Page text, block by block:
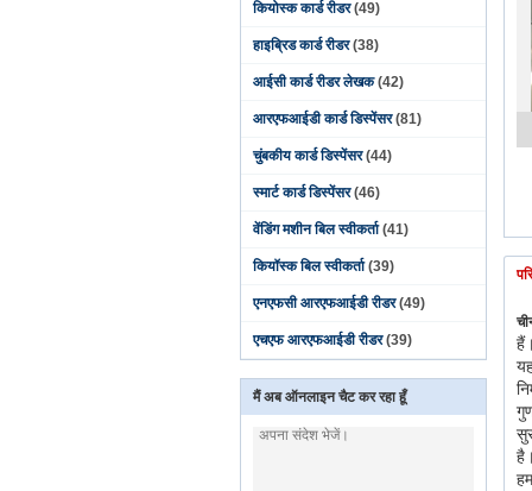
कियोस्क कार्ड रीडर (49)
हाइब्रिड कार्ड रीडर (38)
आईसी कार्ड रीडर लेखक (42)
आरएफआईडी कार्ड डिस्पेंसर (81)
चुंबकीय कार्ड डिस्पेंसर (44)
स्मार्ट कार्ड डिस्पेंसर (46)
वेंडिंग मशीन बिल स्वीकर्ता (41)
कियॉस्क बिल स्वीकर्ता (39)
एनएफसी आरएफआईडी रीडर (49)
एचएफ आरएफआईडी रीडर (39)
मैं अब ऑनलाइन चैट कर रहा हूँ
हैं।
है।